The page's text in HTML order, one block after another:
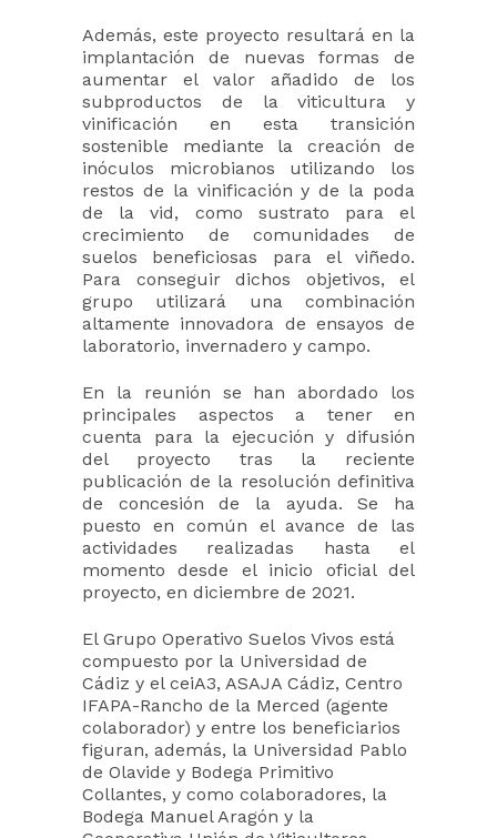
Además, este proyecto resultará en la
implantación de nuevas formas de
aumentar el valor añadido de los
subproductos de la viticultura y
vinificación en esta transición
sostenible mediante la creación de
inóculos microbianos utilizando los
restos de la vinificación y de la poda
de la vid, como sustrato para el
crecimiento de comunidades de
suelos beneficiosas para el viñedo.
Para conseguir dichos objetivos, el
grupo utilizará una combinación
altamente innovadora de ensayos de
laboratorio, invernadero y campo.
En la reunión se han abordado los
principales aspectos a tener en
cuenta para la ejecución y difusión
del proyecto tras la reciente
publicación de la resolución definitiva
de concesión de la ayuda. Se ha
puesto en común el avance de las
actividades realizadas hasta el
momento desde el inicio oficial del
proyecto, en diciembre de 2021.
El Grupo Operativo Suelos Vivos está
compuesto por la Universidad de
Cádiz y el ceiA3, ASAJA Cádiz, Centro
IFAPA-Rancho de la Merced (agente
colaborador) y entre los beneficiarios
figuran, además, la Universidad Pablo
de Olavide y Bodega Primitivo
Collantes, y como colaboradores, la
Bodega Manuel Aragón y la